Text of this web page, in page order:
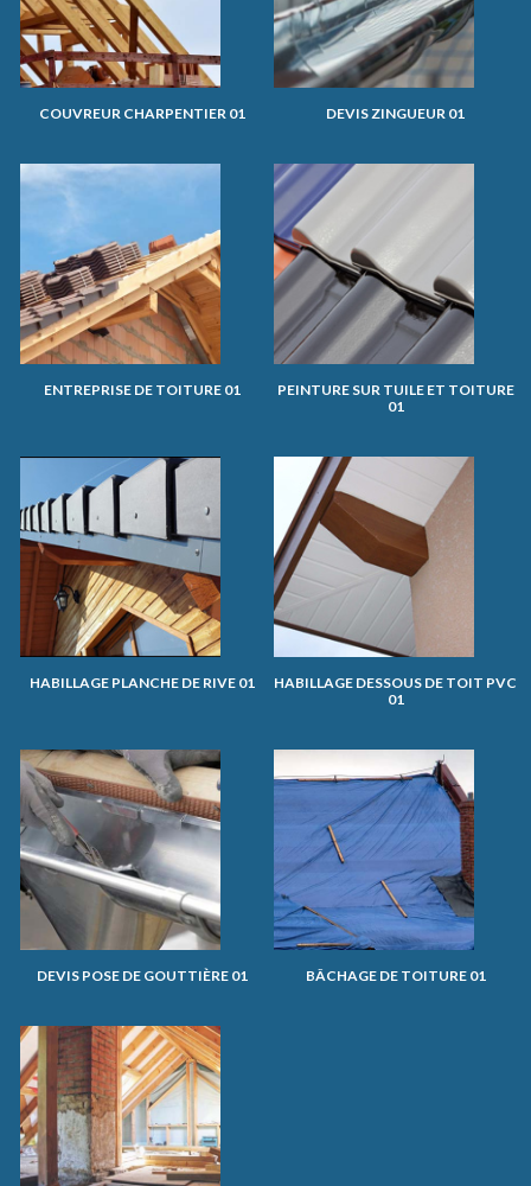
COUVREUR CHARPENTIER 01 DEVIS ZINGUEUR 01
ENTREPRISE DE TOITURE 01
PEINTURE SUR TUILE ET TOITURE
01
HABILLAGE PLANCHE DE RIVE 01
HABILLAGE DESSOUS DE TOIT PVC
01
DEVIS POSE DE GOUTTIÈRE 01 BÂCHAGE DE TOITURE 01